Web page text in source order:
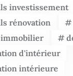
investissement
rénovation
d'intérieur
intérieure